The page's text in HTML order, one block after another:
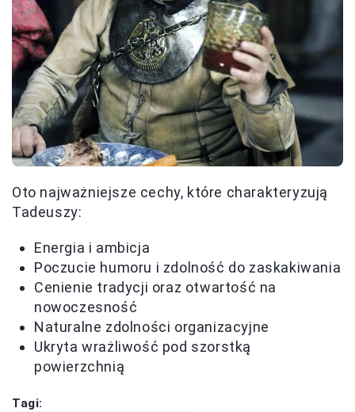
Oto najważniejsze cechy, które charakteryzują
Tadeuszy:
Energia i ambicja
Poczucie humoru i zdolność do zaskakiwania
Cenienie tradycji oraz otwartość na
nowoczesność
Naturalne zdolności organizacyjne
Ukryta wrażliwość pod szorstką
powierzchnią
Tagi: